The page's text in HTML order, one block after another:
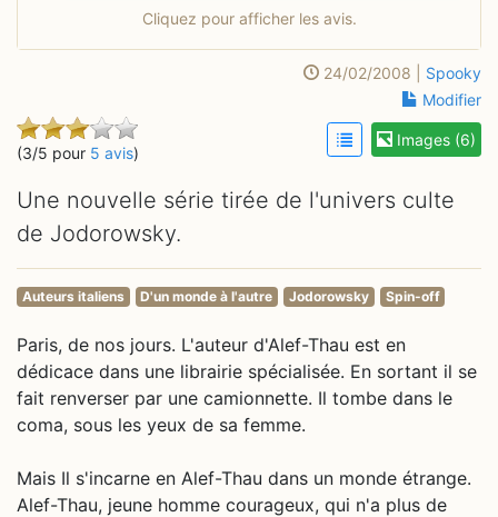
Cliquez pour afficher les avis.
24/02/2008 | Spooky
Modifier
(3/5 pour 5 avis)
Images (6)
Une nouvelle série tirée de l'univers culte
de Jodorowsky.
Auteurs italiens D'un monde à l'autre Jodorowsky Spin-off
Paris, de nos jours. L'auteur d'Alef-Thau est en
dédicace dans une librairie spécialisée. En sortant il se
fait renverser par une camionnette. Il tombe dans le
coma, sous les yeux de sa femme.
Mais Il s'incarne en Alef-Thau dans un monde étrange.
Alef-Thau, jeune homme courageux, qui n'a plus de